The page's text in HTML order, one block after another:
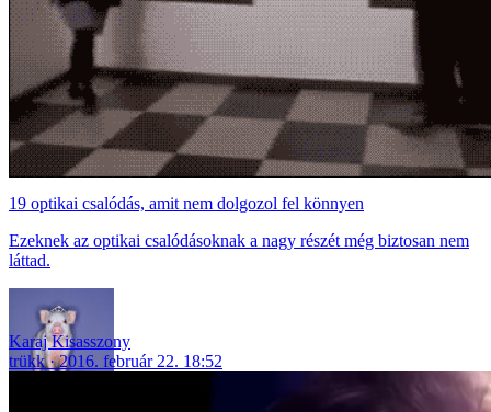
19 optikai csalódás, amit nem dolgozol fel könnyen
Ezeknek az optikai csalódásoknak a nagy részét még biztosan nem
láttad.
Karaj Kisasszony
trükk
2016. február 22. 18:52